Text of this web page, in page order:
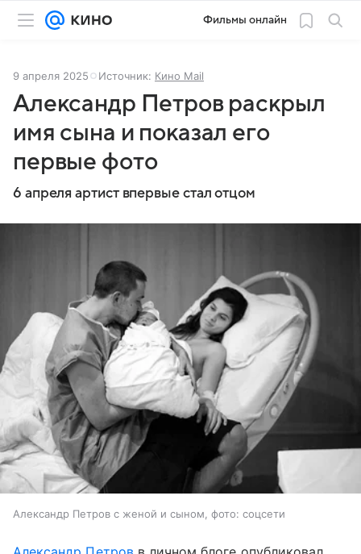
Фильмы онлайн
9 апреля 2025 Источник: Кино Mail
Александр Петров раскрыл
имя сына и показал его
первые фото
6 апреля артист впервые стал отцом
Александр Петров с женой и сыном, фото: соцсети